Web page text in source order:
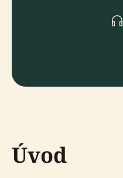
Úvod